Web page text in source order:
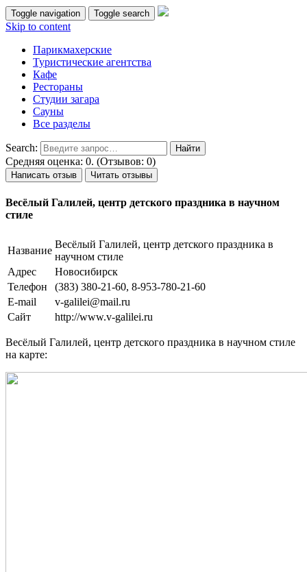
Toggle navigation Toggle search
Skip to content
Парикмахерские
Туристические агентства
Кафе
Рестораны
Студии загара
Сауны
Все разделы
Search:
Средняя оценка: 0. (Отзывов: 0)
Написать отзыв Читать отзывы
Весёлый Галилей, центр детского праздника в научном
стиле
Название
Весёлый Галилей, центр детского праздника в
научном стиле
Адрес
Новосибирск
Телефон
(383) 380-21-60, 8-953-780-21-60
E-mail
v-galilei@mail.ru
Сайт
http://www.v-galilei.ru
Весёлый Галилей, центр детского праздника в научном стиле
на карте: